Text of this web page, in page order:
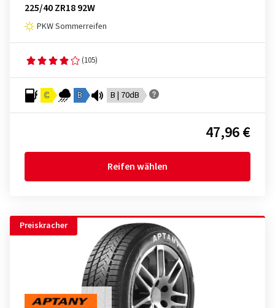
225/40 ZR18 92W
PKW Sommerreifen
(105)
C B B | 70dB
47,96 €
Reifen wählen
Preiskracher